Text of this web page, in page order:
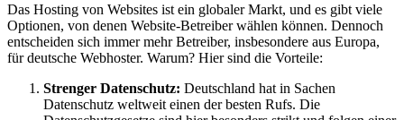
Das Hosting von Websites ist ein globaler Markt, und es gibt viele
Optionen, von denen Website-Betreiber wählen können. Dennoch
entscheiden sich immer mehr Betreiber, insbesondere aus Europa,
für deutsche Webhoster. Warum? Hier sind die Vorteile:
Strenger Datenschutz: Deutschland hat in Sachen
Datenschutz weltweit einen der besten Rufs. Die